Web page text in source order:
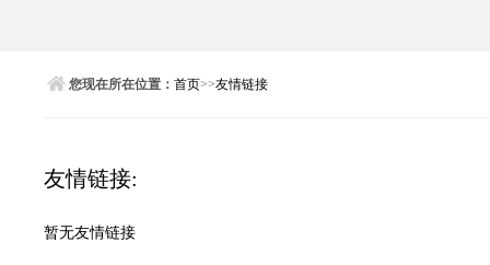
您现在所在位置： 首页>>友情链接
友情链接:
暂无友情链接